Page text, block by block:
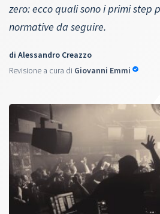
zero: ecco quali sono i primi step
normative da seguire.
di Alessandro Creazzo
Revisione a cura di Giovanni Emmi